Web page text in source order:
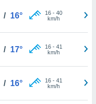
/ 16° 16- 40
km/h
/ 17° 16- 41
km/h
/ 16° 16- 41
km/h